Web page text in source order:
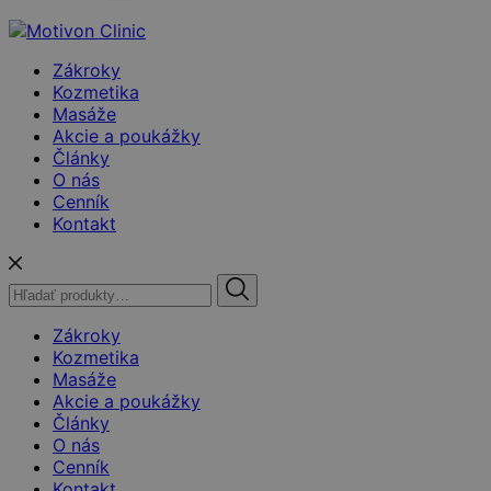
Zákroky
Kozmetika
Masáže
Akcie a poukážky
Články
O nás
Cenník
Kontakt
Hľadať:
Zákroky
Kozmetika
Masáže
Akcie a poukážky
Články
O nás
Cenník